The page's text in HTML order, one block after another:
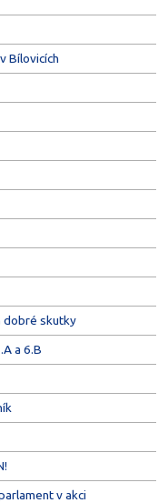
Bílovicích
dobré skutky
a 6.B
v akci